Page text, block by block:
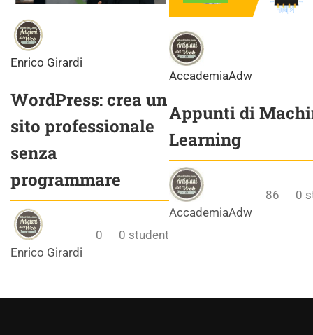
Enrico Girardi
WordPress: crea un
sito professionale
senza
programmare
Enrico Girardi
0 0 student
AccademiaAdw
Appunti di
Learning
AccademiaAdw
86 0